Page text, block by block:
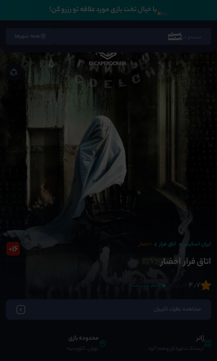
🛏️با خیال تخت بازی مورد علاقه تو رزرو کن!
همه شهرها
ایران اسکیپ اتاق فرار احضار
اتاق فرار احضار
16
+
4٫7 3 نظر ثبت شده
مشاهده نظرات کاربران
ژانر
ترسناک،دلهره آور،وهم آلود
محدوده بازی
تهران، کاووسیه